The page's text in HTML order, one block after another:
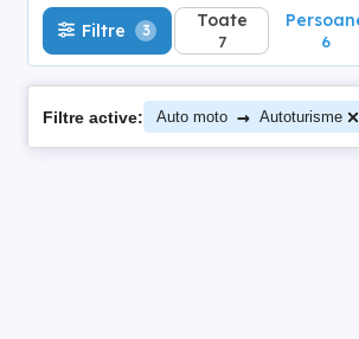
Filtre 3 Toate
7 6
Filtre active: Auto moto → Autoturisme